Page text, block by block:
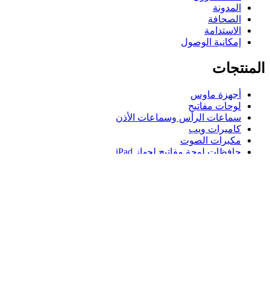
المدونة
الصحافة
الاستدامة
إمكانية الوصول
المنتجات
أجهزة ماوس
لوحات مفاتيح
سماعات الرأس وسماعات الأذن
كاميرات ويب
مكبرات الصوت
حافظات لوحة مفاتيح لجهاز iPad